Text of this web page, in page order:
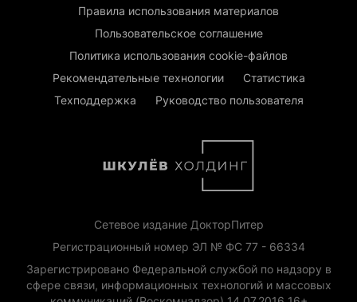
Правила использования материалов
Пользовательское соглашение
Политика использования cookie-файлов
Рекомендательные технологии
Статистика
Техподдержка
Руководство пользователя
Сетевое издание ДокторПитер
Регистрационный номер ЭЛ № ФС 77 - 66334
Зарегистрировано Федеральной службой по надзору в
сфере связи, информационных технологий и массовых